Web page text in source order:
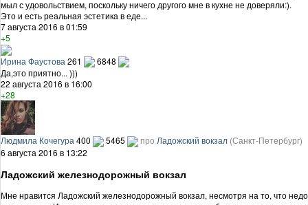
мыл с удовольствием, поскольку ничего другого мне в кухне не доверяли:).
Это и есть реальная эстетика в еде...
7 августа 2016 в 01:59
+5
Ирина Фаустова 261
6848
Да,это приятно... )))
22 августа 2016 в 16:00
+28
Людмила Кочегура400 5465 про Ладожский вокзал (Санкт-Петербург)
6 августа 2016 в 13:22
Ладожский железнодорожный вокзал
Мне нравится Ладожский железнодорожный вокзал, несмотря на то, что